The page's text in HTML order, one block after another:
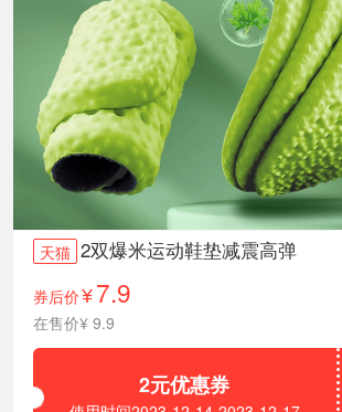
天猫 2双爆米运动鞋垫减震高弹
券后价¥ 7.9
在售价¥ 9.9
2元优惠券